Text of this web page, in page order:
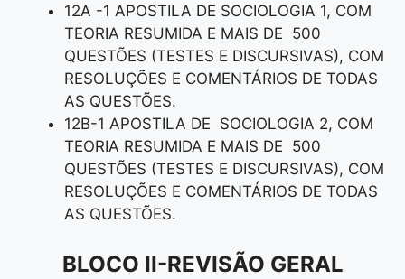
12A -1 APOSTILA DE SOCIOLOGIA 1, COM
TEORIA RESUMIDA E MAIS DE 500
QUESTÕES (TESTES E DISCURSIVAS), COM
RESOLUÇÕES E COMENTÁRIOS DE TODAS
AS QUESTÕES.
12B-1 APOSTILA DE SOCIOLOGIA 2, COM
TEORIA RESUMIDA E MAIS DE 500
QUESTÕES (TESTES E DISCURSIVAS), COM
RESOLUÇÕES E COMENTÁRIOS DE TODAS
AS QUESTÕES.
BLOCO II-REVISÃO GERAL